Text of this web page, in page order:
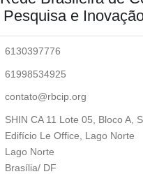
Pesquisa e
6130397776
61998534925
contato@rbcip.org
SHIN CA 11 Lote 05, Bloco A,
Edifício Le Office, Lago Norte
Lago Norte
Brasília/ DF